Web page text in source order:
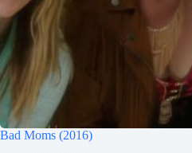
Bad Moms (2016)